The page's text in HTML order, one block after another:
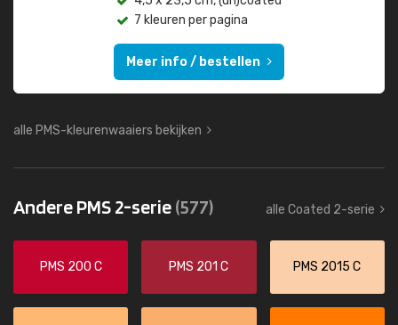
7 kleuren per pagina
Meer info / bestellen
alle PMS-kleurenwaaiers bekijken
Andere PMS 2-serie(577) alle Coated 2-serie
PMS 200 C PMS 201 C PMS 2015 C